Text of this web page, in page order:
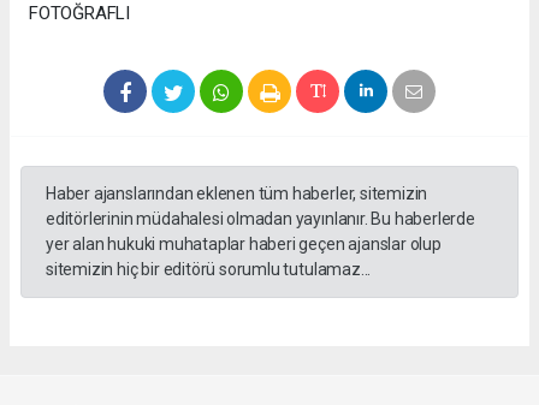
FOTOĞRAFLI
Haber ajanslarından eklenen tüm haberler, sitemizin
editörlerinin müdahalesi olmadan yayınlanır. Bu haberlerde
yer alan hukuki muhataplar haberi geçen ajanslar olup
sitemizin hiç bir editörü sorumlu tutulamaz...